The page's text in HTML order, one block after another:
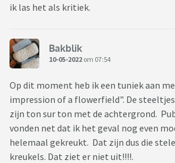
ik las het als kritiek.
Bakblik
10-05-2022 om 07:54
Op dit moment heb ik een tuniek aan
impression of a flowerfield". De
zijn ton sur ton met de achtergrond.
vonden net dat ik het geval nog even
helemaal gekreukt. Dat zijn dus die
kreukels. Dat ziet er niet uit!!!!.